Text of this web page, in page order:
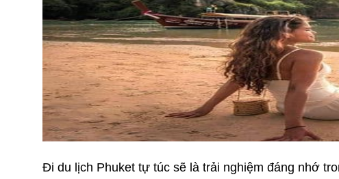
Đi du lịch Phuket tự túc sẽ là trải nghiệm đáng nhớ